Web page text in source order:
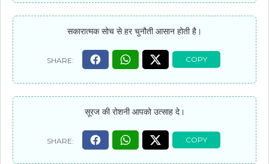
सकारात्मक सोच से हर चुनौती आसान होती है।
सूरज की रोशनी आपको उत्साह दे।